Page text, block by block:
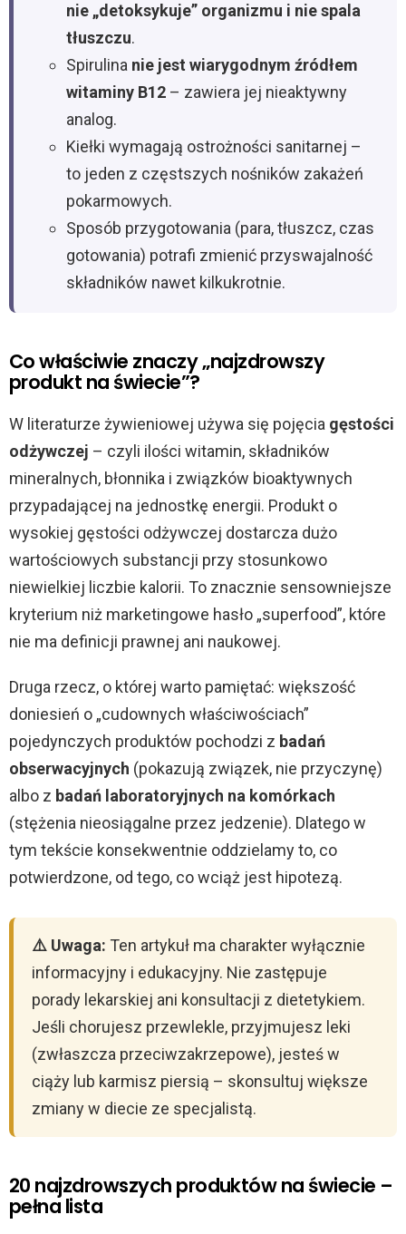
nie „detoksykuje” organizmu i nie spala
tłuszczu.
Spirulina nie jest wiarygodnym źródłem
witaminy B12 – zawiera jej nieaktywny
analog.
Kiełki wymagają ostrożności sanitarnej –
to jeden z częstszych nośników zakażeń
pokarmowych.
Sposób przygotowania (para, tłuszcz, czas
gotowania) potrafi zmienić przyswajalność
składników nawet kilkukrotnie.
Co właściwie znaczy „najzdrowszy
produkt na świecie”?
W literaturze żywieniowej używa się pojęcia gęstości
odżywczej – czyli ilości witamin, składników
mineralnych, błonnika i związków bioaktywnych
przypadającej na jednostkę energii. Produkt o
wysokiej gęstości odżywczej dostarcza dużo
wartościowych substancji przy stosunkowo
niewielkiej liczbie kalorii. To znacznie sensowniejsze
kryterium niż marketingowe hasło „superfood”, które
nie ma definicji prawnej ani naukowej.
Druga rzecz, o której warto pamiętać: większość
doniesień o „cudownych właściwościach”
pojedynczych produktów pochodzi z badań
obserwacyjnych (pokazują związek, nie przyczynę)
albo z badań laboratoryjnych na komórkach
(stężenia nieosiągalne przez jedzenie). Dlatego w
tym tekście konsekwentnie oddzielamy to, co
potwierdzone, od tego, co wciąż jest hipotezą.
⚠️ Uwaga: Ten artykuł ma charakter wyłącznie
informacyjny i edukacyjny. Nie zastępuje
porady lekarskiej ani konsultacji z dietetykiem.
Jeśli chorujesz przewlekle, przyjmujesz leki
(zwłaszcza przeciwzakrzepowe), jesteś w
ciąży lub karmisz piersią – skonsultuj większe
zmiany w diecie ze specjalistą.
20 najzdrowszych produktów na świecie –
pełna lista